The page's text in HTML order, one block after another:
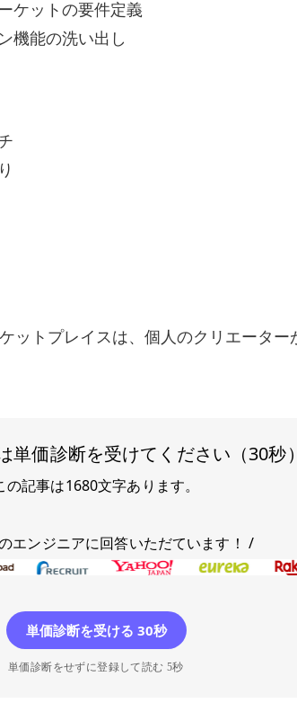
ケットの要件定義
機能の洗い出し
ットプレイスは、個人のクリエーター
単価診断を受けてください（30秒
の記事は1680文字あります。
エンジニアに回答いただています！ /
単価診断を受ける 30秒
単価診断をせずに登録して読む 5秒